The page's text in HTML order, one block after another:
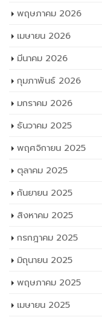
พฤษภาคม 2026
เมษายน 2026
มีนาคม 2026
กุมภาพันธ์ 2026
มกราคม 2026
ธันวาคม 2025
พฤศจิกายน 2025
ตุลาคม 2025
กันยายน 2025
สิงหาคม 2025
กรกฎาคม 2025
มิถุนายน 2025
พฤษภาคม 2025
เมษายน 2025